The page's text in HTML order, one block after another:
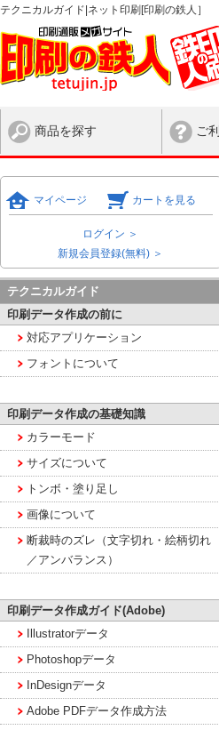
テクニカルガイド|ネット印刷[印刷の鉄人］
商品を探す ご
マイページ カートを見る
ログイン ＞
新規会員登録(無料) ＞
テクニカルガイド
印刷データ作成の前に
対応アプリケーション
フォントについて
印刷データ作成の基礎知識
カラーモード
サイズについて
トンボ・塗り足し
画像について
断裁時のズレ（文字切れ・絵柄切れ
／アンバランス）
印刷データ作成ガイド(Adobe)
Illustratorデータ
Photoshopデータ
InDesignデータ
Adobe PDFデータ作成方法